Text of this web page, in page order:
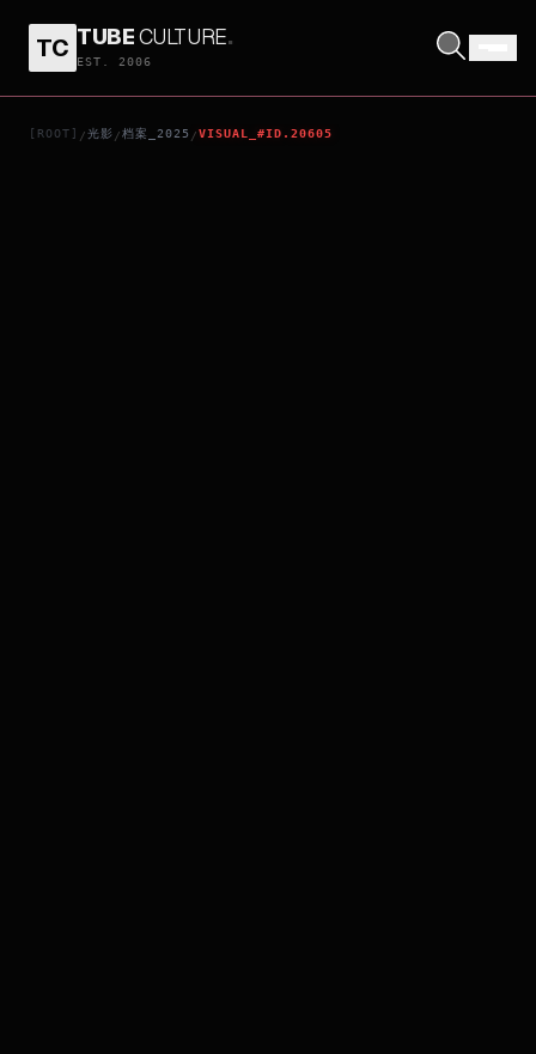
TC TUBECULTURE.
EST. 2006
[ROOT] /光影 /档案_2025 /VISUAL_#ID.20605
THE SUN RISES ON US ALL